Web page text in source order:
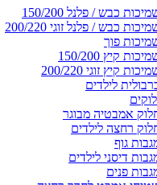
כבש / פלנל 150/200
כבש / פלנל זוגי 200/220
פוך
קיץ 150/200
קיץ זוגי 200/220
לילדים
אמבטיה מבוגר
רחצה לילדים
גוף
דיסני לילדים
פנים